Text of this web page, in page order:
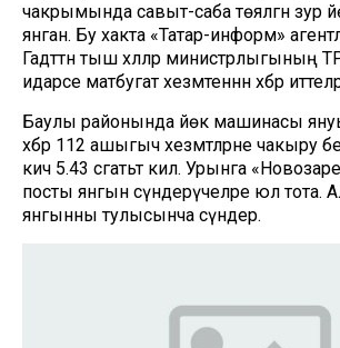
чакрымында савыт-саба төялгән зур
янган. Бу хакта «Татар-информ»
Гадәттән тыш хәлләр министрлыгының
идарәсе матбугат хезмәтеннән хәбәр
Баулы районында йөк машинасы
хәбәр 112 ашыгыч хезмәтләрне чакыру
кичә 5.43 сәгатьтә килә. Урынга
посты янгын сүндерүчеләре юл тота.
янгынны тулысынча сүндерә.